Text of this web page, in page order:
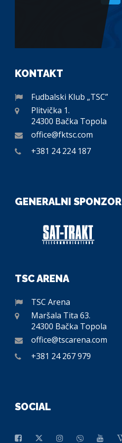
KONTAKT
Fudbalski Klub „TSC”
Plitvička 1.
24300 Bačka Topola
office@fktsc.com
+381 24 224 187
GENERALNI SPONZOR
TSC ARENA
TSC Arena
Maršala Tita 63.
24300 Bačka Topola
office@tscarena.com
+381 24 267 979
SOCIAL